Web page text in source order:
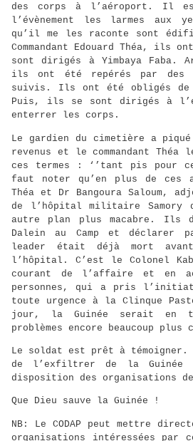
des corps à l’aéroport. Il
l’évènement les larmes aux
qu’il me les raconte sont
Commandant Edouard Théa, ils
sont dirigés à Yimbaya Faba.
ils ont été repérés par des
suivis. Ils ont été obligés de
Puis, ils se sont dirigés à
enterrer les corps.
Le gardien du cimetière a
revenus et le commandant Théa
ces termes : ‘’tant pis pour
faut noter qu’en plus de ces
Théa et Dr Bangoura Saloum,
de l’hôpital militaire Samory
autre plan plus macabre. Ils
Dalein au Camp et
leader était déjà mort
l’hôpital. C’est le Colonel
courant de l’affaire et en
personnes, qui a pris
toute urgence à la Clinque
jour, la Guinée serait en
problèmes encore beaucoup plus
Le soldat est prêt à
de l’exfiltrer de la
disposition des organisations
Que Dieu sauve la Guinée !
NB: Le CODAP peut mettre
organisations intéressées par